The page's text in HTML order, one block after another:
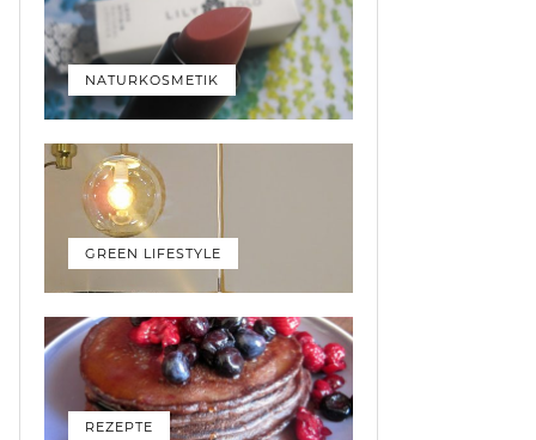
NATURKOSMETIK
GREEN LIFESTYLE
REZEPTE